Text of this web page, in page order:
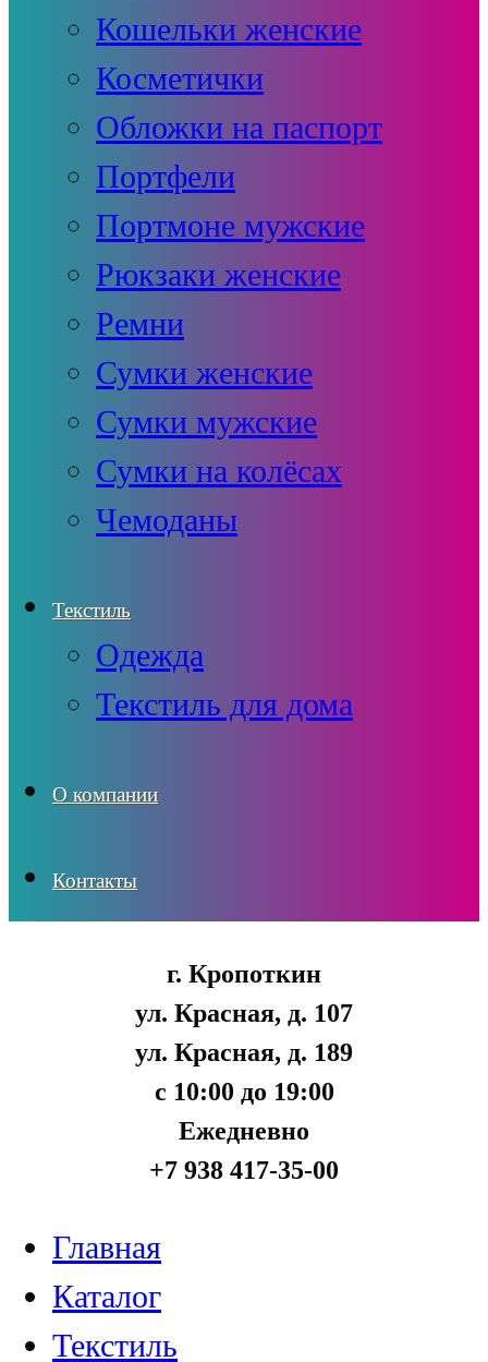
Кошельки женские
Косметички
Обложки на паспорт
Портфели
Портмоне мужские
Рюкзаки женские
Ремни
Сумки женские
Сумки мужские
Сумки на колёсах
Чемоданы
Текстиль
Одежда
Текстиль для дома
О компании
Контакты
г. Кропоткин
ул. Красная, д. 107
ул. Красная, д. 189
с 10:00 до 19:00
Ежедневно
+7 938 417-35-00
Главная
Каталог
Текстиль